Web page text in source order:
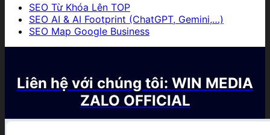
SEO Từ Khóa Lên TOP
SEO AI & AI Footprint (ChatGPT, Gemini,…)
SEO Map Google Business
Liên hệ với chúng tôi: WIN MEDIA
ZALO OFFICIAL